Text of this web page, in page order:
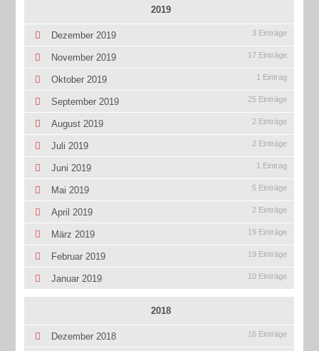
2019
Dezember 2019 3 Einträge
November 2019 17 Einträge
Oktober 2019 1 Eintrag
September 2019 25 Einträge
August 2019 2 Einträge
Juli 2019 2 Einträge
Juni 2019 1 Eintrag
Mai 2019 5 Einträge
April 2019 2 Einträge
März 2019 19 Einträge
Februar 2019 19 Einträge
Januar 2019 10 Einträge
2018
Dezember 2018 16 Einträge